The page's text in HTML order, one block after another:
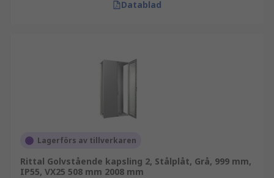
Datablad
Lagerförs av tillverkaren
Rittal Golvstående kapsling 2, Stålplåt, Grå, 999 mm,
IP55, VX25 508 mm 2008 mm